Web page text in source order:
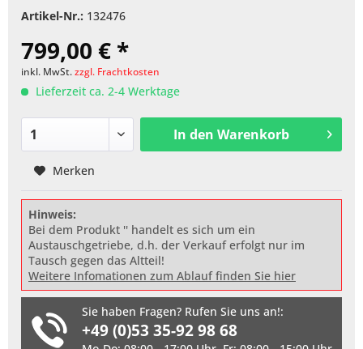
Artikel-Nr.: 132476
799,00 € *
inkl. MwSt.zzgl. Frachtkosten
Lieferzeit ca. 2-4 Werktage
In den Warenkorb
Merken
Hinweis:
Bei dem Produkt '' handelt es sich um ein
Austauschgetriebe, d.h. der Verkauf erfolgt nur im
Tausch gegen das Altteil!
Weitere Infomationen zum Ablauf finden Sie hier
Sie haben Fragen? Rufen Sie uns an!:
+49 (0)53 35-92 98 68